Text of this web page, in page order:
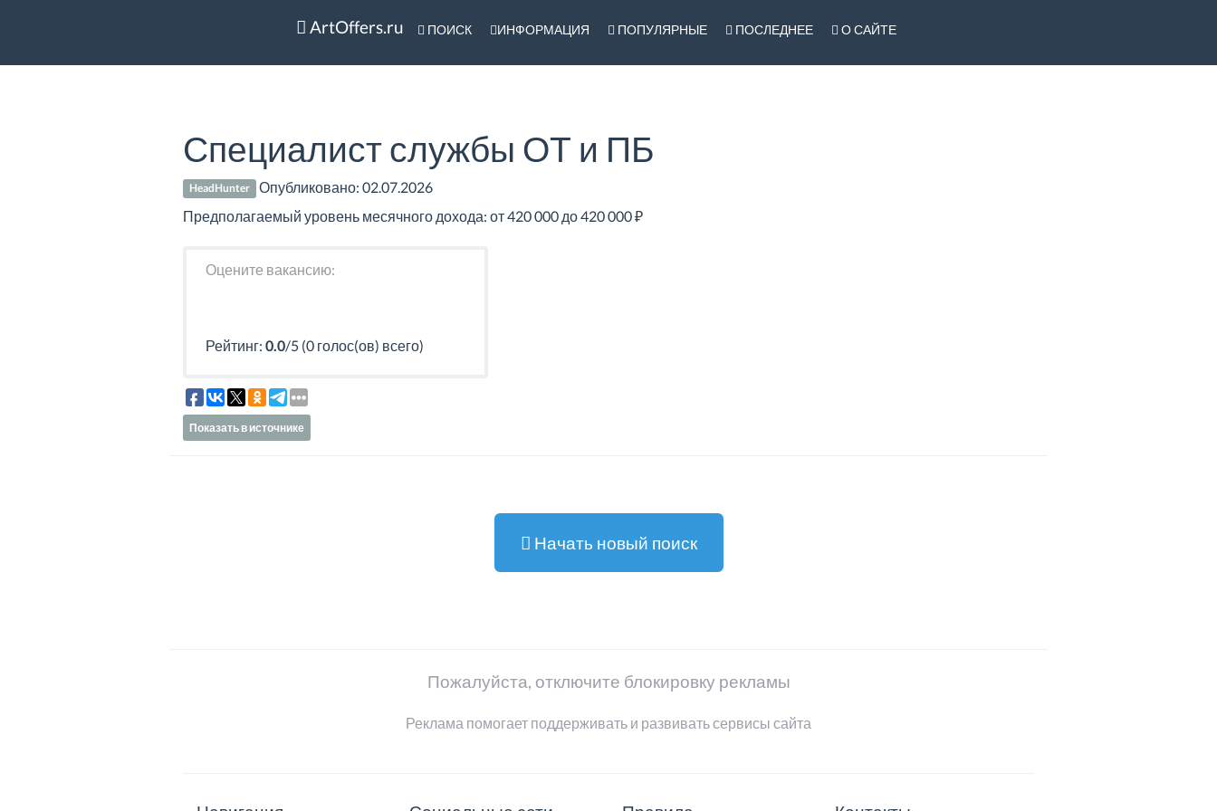
ArtOffers.ru ПОИСК ИНФОРМАЦИЯ ПОПУЛЯРНЫЕ ПОСЛЕДНЕЕ О САЙТЕ
Специалист службы ОТ и ПБ
HeadHunter Опубликовано:02.07.2026
Предполагаемый уровень месячного дохода: от 420 000 до 420 000 ₽
Оцените вакансию:
Рейтинг: 0.0/5 (0 голос(ов) всего)
Показать в источнике
Начать новый поиск
Пожалуйста, отключите блокировку рекламы
Реклама помогает поддерживать и развивать сервисы сайта